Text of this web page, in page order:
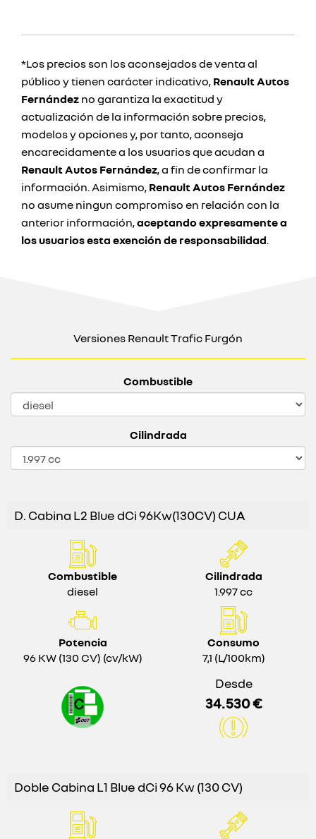
*Los precios son los aconsejados de venta al
público y tienen carácter indicativo, Renault Autos
Fernández no garantiza la exactitud y
actualización de la información sobre precios,
modelos y opciones y, por tanto, aconseja
encarecidamente a los usuarios que acudan a
Renault Autos Fernández, a fin de confirmar la
información. Asimismo, Renault Autos Fernández
no asume ningun compromiso en relación con la
anterior información,aceptando expresamente a
los usuarios esta exención de responsabilidad.
Versiones Renault Trafic Furgón
Combustible
Cilindrada
D. Cabina L2 Blue dCi 96Kw(130CV) CUA
Combustible
diesel
Cilindrada
1.997 cc
Potencia
96 KW (130 CV) (cv/kW)
Consumo
7,1 (L/100km)
Desde
34.530 €
Doble Cabina L1 Blue dCi 96 Kw (130 CV)